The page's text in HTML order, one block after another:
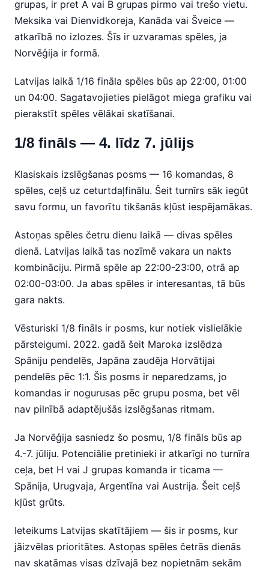
grupas, ir pret A vai B grupas pirmo vai trešo vietu.
Meksika vai Dienvidkoreja, Kanāda vai Šveice —
atkarībā no izlozes. Šīs ir uzvaramas spēles, ja
Norvēģija ir formā.
Latvijas laikā 1/16 fināla spēles būs ap 22:00, 01:00
un 04:00. Sagatavojieties pielāgot miega grafiku vai
pierakstīt spēles vēlākai skatīšanai.
1/8 fināls — 4. līdz 7. jūlijs
Klasiskais izslēgšanas posms — 16 komandas, 8
spēles, ceļš uz ceturtdaļfinālu. Šeit turnīrs sāk iegūt
savu formu, un favorītu tikšanās kļūst iespējamākas.
Astoņas spēles četru dienu laikā — divas spēles
dienā. Latvijas laikā tas nozīmē vakara un nakts
kombināciju. Pirmā spēle ap 22:00-23:00, otrā ap
02:00-03:00. Ja abas spēles ir interesantas, tā būs
gara nakts.
Vēsturiski 1/8 fināls ir posms, kur notiek vislielākie
pārsteigumi. 2022. gadā šeit Maroka izslēdza
Spāniju pendelēs, Japāna zaudēja Horvātijai
pendelēs pēc 1:1. Šis posms ir neparedzams, jo
komandas ir nogurusas pēc grupu posma, bet vēl
nav pilnībā adaptējušās izslēgšanas ritmam.
Ja Norvēģija sasniedz šo posmu, 1/8 fināls būs ap
4.-7. jūliju. Potenciālie pretinieki ir atkarīgi no turnīra
ceļa, bet H vai J grupas komanda ir ticama —
Spānija, Urugvaja, Argentīna vai Austrija. Šeit ceļš
kļūst grūts.
Ieteikums Latvijas skatītājiem — šis ir posms, kur
jāizvēlas prioritātes. Astoņas spēles četrās dienās
nav skatāmas visas dzīvajā bez nopietnām sekām